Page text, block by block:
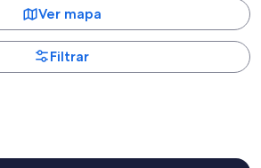
Ver mapa
Filtrar